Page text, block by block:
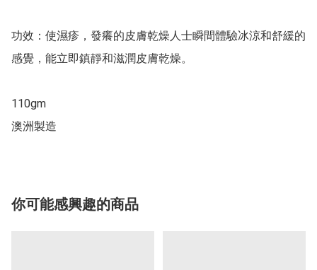
功效：使濕疹，發癢的皮膚乾燥人士瞬間體驗冰涼和舒緩的
感覺，能立即鎮靜和滋潤皮膚乾燥。
110gm
澳洲製造
你可能感興趣的商品